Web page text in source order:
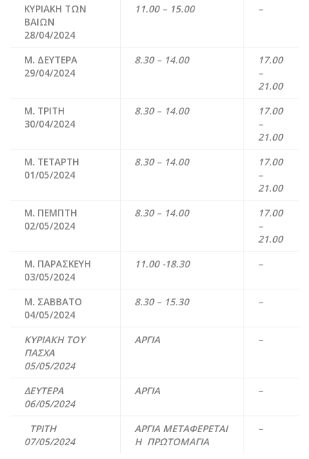
ΚΥΡΙΑΚΗ ΤΩΝ
ΒΑΙΩΝ
28/04/2024
11.00 – 15.00 –
Μ. ΔΕΥΤΕΡΑ
29/04/2024
8.30 – 14.00
17.00
–
21.00
Μ. ΤΡΙΤΗ
30/04/2024
8.30 – 14.00
17.00
–
21.00
Μ. ΤΕΤΑΡΤΗ
01/05/2024
8.30 – 14.00
17.00
–
21.00
Μ. ΠΕΜΠΤΗ
02/05/2024
8.30 – 14.00
17.00
–
21.00
Μ. ΠΑΡΑΣΚΕΥΗ
03/05/2024
11.00 -18.30 –
Μ. ΣΑΒΒΑΤΟ
04/05/2024
8.30 – 15.30 –
ΚΥΡΙΑΚΗ ΤΟΥ
ΠΑΣΧΑ
05/05/2024
ΑΡΓΙΑ –
ΔΕΥΤΕΡΑ
06/05/2024
ΑΡΓΙΑ –
ΤΡΙΤΗ
07/05/2024
ΑΡΓΙΑ ΜΕΤΑΦΕΡΕΤΑΙ
Η ΠΡΩΤΟΜΑΓΙΑ
–